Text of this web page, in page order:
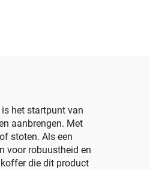
en
het startpunt van
aanbrengen. Met
stoten. Als een
voor robuustheid en
die dit product